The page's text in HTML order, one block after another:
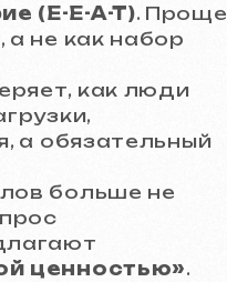
(E-E-A-T). Проще
не как набор
как люди
а обязательный
больше не
ценностью».